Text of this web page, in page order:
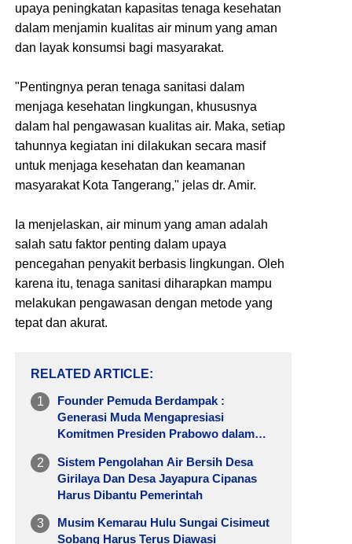
upaya peningkatan kapasitas tenaga kesehatan
dalam menjamin kualitas air minum yang aman
dan layak konsumsi bagi masyarakat.
"Pentingnya peran tenaga sanitasi dalam
menjaga kesehatan lingkungan, khususnya
dalam hal pengawasan kualitas air. Maka, setiap
tahunnya kegiatan ini dilakukan secara masif
untuk menjaga kesehatan dan keamanan
masyarakat Kota Tangerang," jelas dr. Amir.
Ia menjelaskan, air minum yang aman adalah
salah satu faktor penting dalam upaya
pencegahan penyakit berbasis lingkungan. Oleh
karena itu, tenaga sanitasi diharapkan mampu
melakukan pengawasan dengan metode yang
tepat dan akurat.
RELATED ARTICLE
Founder Pemuda Berdampak :
Generasi Muda Mengapresiasi
Komitmen Presiden Prabowo dalam
Sistem Pengolahan Air Bersih Desa
Girilaya Dan Desa Jayapura Cipanas
Harus Dibantu Pemerintah
Musim Kemarau Hulu Sungai Cisimeut
Sobang Harus Terus Diawasi